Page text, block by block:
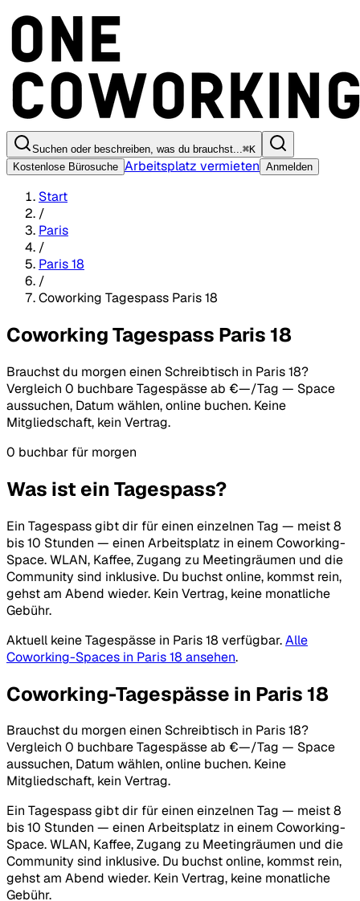
Suchen oder beschreiben, was du brauchst...⌘K
Kostenlose Bürosuche Arbeitsplatz vermieten Anmelden
Start
/
Paris
/
Paris 18
/
Coworking Tagespass Paris 18
Coworking Tagespass Paris 18
Brauchst du morgen einen Schreibtisch in Paris 18?
Vergleich 0 buchbare Tagespässe ab €—/Tag — Space
aussuchen, Datum wählen, online buchen. Keine
Mitgliedschaft, kein Vertrag.
0 buchbar für morgen
Was ist ein Tagespass?
Ein Tagespass gibt dir für einen einzelnen Tag — meist 8
bis 10 Stunden — einen Arbeitsplatz in einem Coworking-
Space. WLAN, Kaffee, Zugang zu Meetingräumen und die
Community sind inklusive. Du buchst online, kommst rein,
gehst am Abend wieder. Kein Vertrag, keine monatliche
Gebühr.
Aktuell keine Tagespässe in Paris 18 verfügbar.Alle
Coworking-Spaces in Paris 18 ansehen.
Coworking-Tagespässe in Paris 18
Brauchst du morgen einen Schreibtisch in Paris 18?
Vergleich 0 buchbare Tagespässe ab €—/Tag — Space
aussuchen, Datum wählen, online buchen. Keine
Mitgliedschaft, kein Vertrag.
Ein Tagespass gibt dir für einen einzelnen Tag — meist 8
bis 10 Stunden — einen Arbeitsplatz in einem Coworking-
Space. WLAN, Kaffee, Zugang zu Meetingräumen und die
Community sind inklusive. Du buchst online, kommst rein,
gehst am Abend wieder. Kein Vertrag, keine monatliche
Gebühr.